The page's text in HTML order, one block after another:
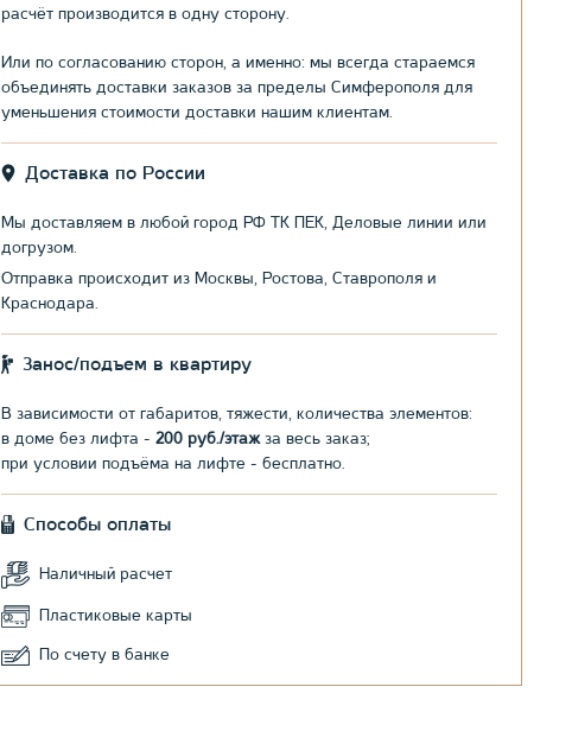
расчёт производится в одну сторону.
Или по согласованию сторон, а именно: мы всегда стараемся
объединять доставки заказов за пределы Симферополя для
уменьшения стоимости доставки нашим клиентам.
Доставка по России
Мы доставляем в любой город РФ ТК ПЕК, Деловые линии или
догрузом.
Отправка происходит из Москвы, Ростова, Ставрополя и
Краснодара.
Занос/подъем в квартиру
В зависимости от габаритов, тяжести, количества элементов:
в доме без лифта - 200 руб./этажза весь заказ;
при условии подъёма на лифте - бесплатно.
Способы оплаты
Наличный расчет
Пластиковые карты
По счету в банке